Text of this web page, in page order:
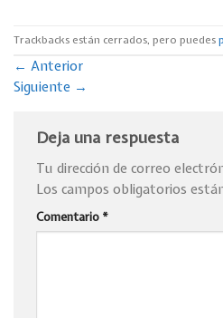
Trackbacks están cerrados, pero puedes
← Anterior
Siguiente →
Deja una respuesta
Tu dirección de correo
Los campos obligatorios
Comentario *